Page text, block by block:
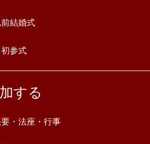
結婚式
初参式
する
・法座・行事